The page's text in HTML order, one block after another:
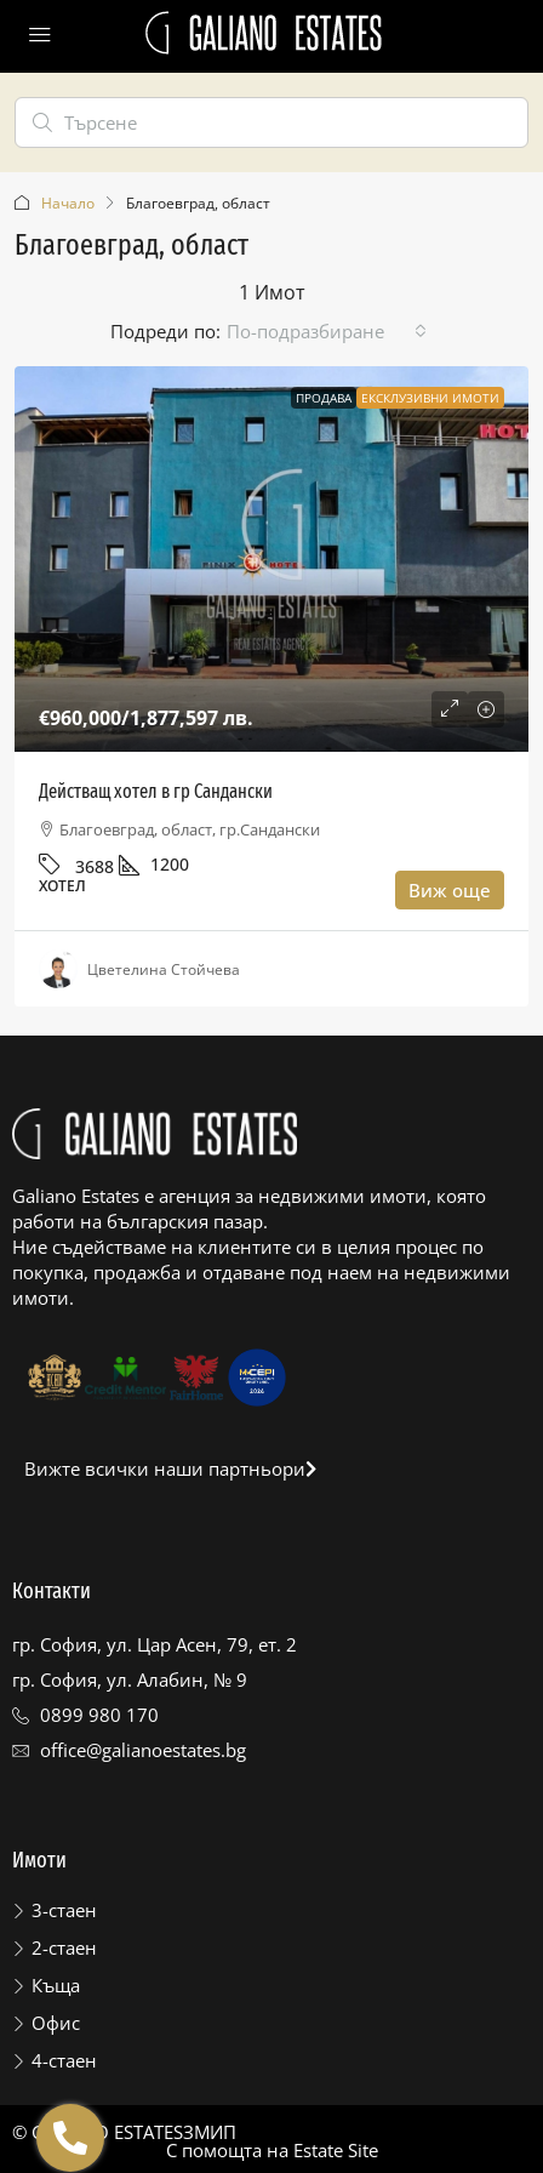
Начало Благоевград, област
Благоевград, област
1 Имот
Подреди по: По-подразбиране
ПРОДАВА ЕКСКЛУЗИВНИ ИМОТИ
€960,000/1,877,597 лв.
Действащ хотел в гр Сандански
Благоевград, област, гр.Сандански
3688 1200
ХОТЕЛ Виж още
Цветелина Стойчева
Galiano Estates е агенция за недвижими имоти, която
работи на българския пазар.
Ние съдействаме на клиентите си в целия процес по
покупка, продажба и отдаване под наем на недвижими
имоти.
Вижте всички наши партньори
Контакти
гр. София, ул. Цар Асен, 79, ет. 2
гр. София, ул. Алабин, № 9
0899 980 170
office@galianoestates.bg
Имоти
3-стаен
2-стаен
Къща
Офис
4-стаен
© GALIANO ESTATESЗМИП
С помощта на Estate Site